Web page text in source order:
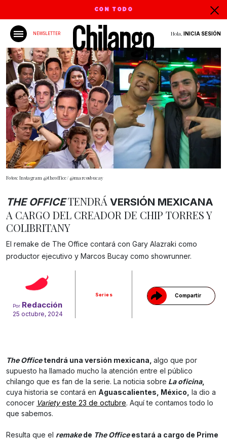
CON TODO
NEWSLETTER Hola, INICIA SESIÓN
Fotos: Instagram @theoffice/ @marcosbucay
Por Redacción
25 octubre, 2024
Series Compartir
Gracias!
THE OFFICE TENDRÁ VERSIÓN MEXICANA
A CARGO DEL CREADOR DE CHIP TORRES Y
COLIBRITANY
El remake de The Office contará con Gary Alazraki como
productor ejecutivo y Marcos Bucay como showrunner.
The Officetendrá una versión mexicana, algo que por
supuesto ha llamado mucho la atención entre el público
chilango que es fan de la serie. La noticia sobre La oficina,
cuya historia se contará en Aguascalientes, México, la dio a
conocer Varietyeste 23 de octubre. Aquí te contamos todo lo
que sabemos.
Resulta que el remakede The Officeestará a cargo de Prime